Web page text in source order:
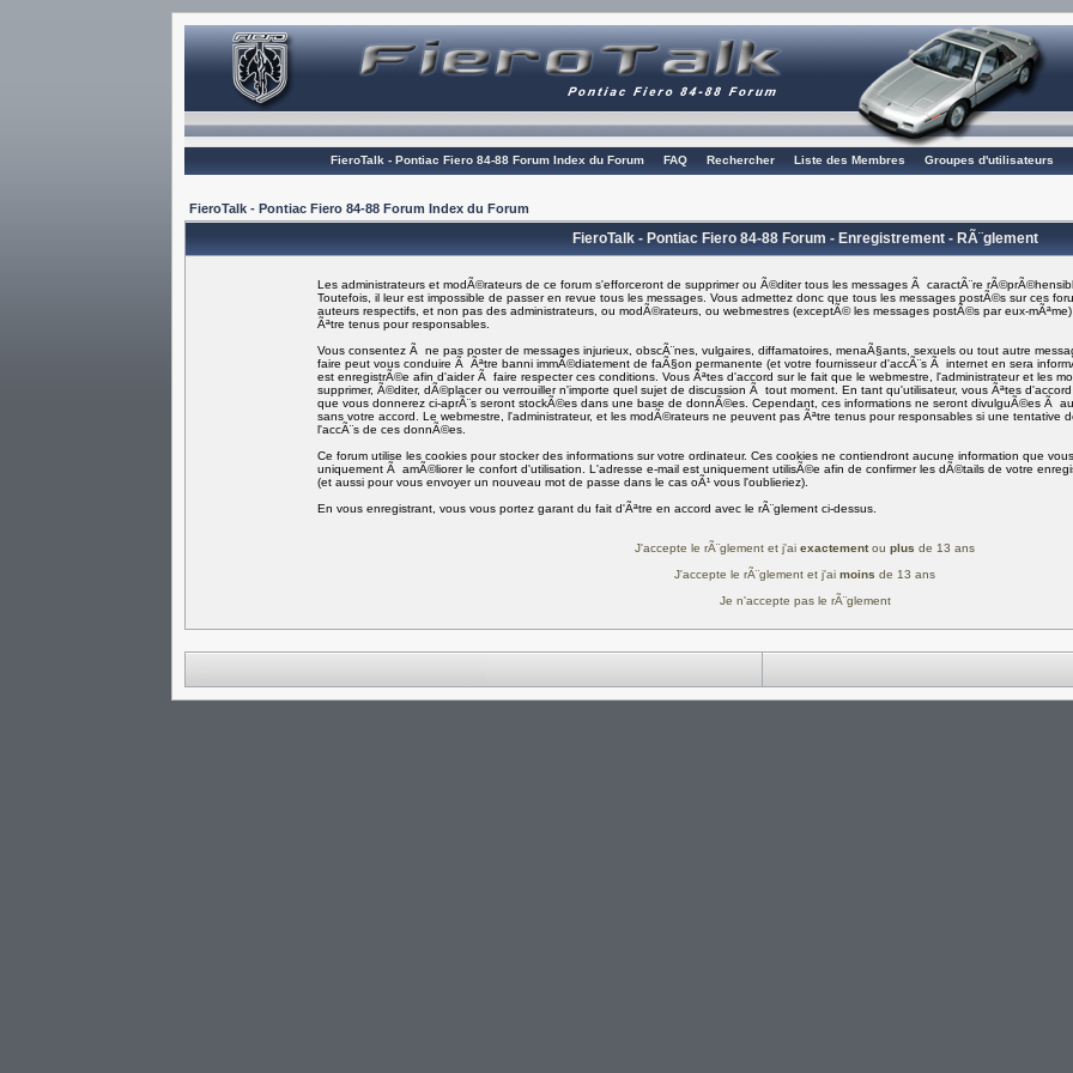
FieroTalk - Pontiac Fiero 84-88 Forum Index du Forum FAQ Rechercher Liste des Membres Groupes d'utilisateurs
FieroTalk - Pontiac Fiero 84-88 Forum Index du Forum
FieroTalk - Pontiac Fiero 84-88 Forum - Enregistrement - RÃ¨glement
Les administrateurs et modÃ©rateurs de ce forum s'efforceront de supprimer ou Ã©diter tous les messages Ã caractÃ¨re
Toutefois, il leur est impossible de passer en revue tous les messages. Vous admettez donc que tous les messages postÃ©s sur ces
auteurs respectifs, et non pas des administrateurs, ou modÃ©rateurs, ou webmestres (exceptÃ© les messages postÃ©s par eux-
Ãªtre tenus pour responsables.
Vous consentez Ã ne pas poster de messages injurieux, obscÃ¨nes, vulgaires, diffamatoires, menaÃ§ants, sexuels ou tout autre
faire peut vous conduire Ã Ãªtre banni immÃ©diatement de faÃ§on permanente (et votre fournisseur d'accÃ¨s Ã internet en sera
est enregistrÃ©e afin d'aider Ã faire respecter ces conditions. Vous Ãªtes d'accord sur le fait que le webmestre, l'administrateur et les
supprimer, Ã©diter, dÃ©placer ou verrouiller n'importe quel sujet de discussion Ã tout moment. En tant qu'utilisateur, vous Ãªtes
que vous donnerez ci-aprÃ¨s seront stockÃ©es dans une base de donnÃ©es. Cependant, ces informations ne seront divulguÃ©es Ã
sans votre accord. Le webmestre, l'administrateur, et les modÃ©rateurs ne peuvent pas Ãªtre tenus pour responsables si une tentative
l'accÃ¨s de ces donnÃ©es.
Ce forum utilise les cookies pour stocker des informations sur votre ordinateur. Ces cookies ne contiendront aucune information que
uniquement Ã amÃ©liorer le confort d'utilisation. L'adresse e-mail est uniquement utilisÃ©e afin de confirmer les dÃ©tails de votre
(et aussi pour vous envoyer un nouveau mot de passe dans le cas oÃ¹ vous l'oublieriez).
En vous enregistrant, vous vous portez garant du fait d'Ãªtre en accord avec le rÃ¨glement ci-dessus.
J'accepte le rÃ¨glement et j'ai exactementou plus de 13 ans
J'accepte le rÃ¨glement et j'ai moins de 13 ans
Je n'accepte pas le rÃ¨glement